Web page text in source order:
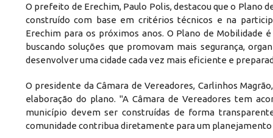
O prefeito de Erechim, Paulo Polis, destacou que o Plano
construído com base em critérios técnicos e na
Erechim para os próximos anos. O Plano de Mobilidade
buscando soluções que promovam mais segurança,
desenvolver uma cidade cada vez mais eficiente e
O presidente da Câmara de Vereadores, Carlinhos
elaboração do plano. "A Câmara de Vereadores tem
município devem ser construídas de forma
comunidade contribua diretamente para um planejamento